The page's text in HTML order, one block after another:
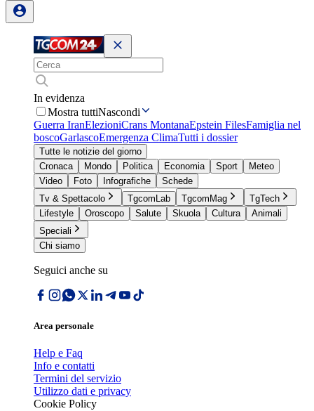
In evidenza
Mostra tuttiNascondi
Guerra IranElezioniCrans MontanaEpstein FilesFamiglia nel
boscoGarlascoEmergenza ClimaTutti i dossier
Tutte le notizie del giorno
Cronaca
Mondo Politica Economia Sport
Meteo
Video
Foto Infografiche
Schede
Tv & Spettacolo
TgcomLab TgcomMag
TgTech
Lifestyle
Oroscopo Salute Skuola Cultura
Animali
Speciali
Chi siamo
Seguici anche su
Area personale
Help e Faq
Info e contatti
Termini del servizio
Utilizzo dati e privacy
Cookie Policy